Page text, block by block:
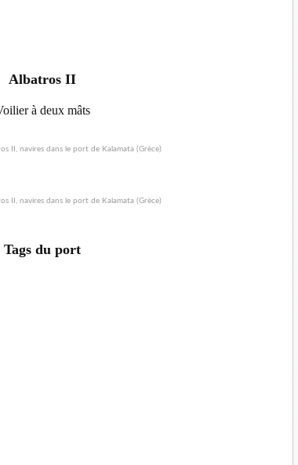
Albatros II
à deux mâts
Tags du port